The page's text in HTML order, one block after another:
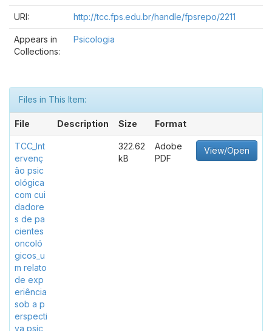
URI: http://tcc.fps.edu.br/handle/fpsrepo/2211
Appears in
Collections:
Psicologia
Files in This Item:
File Description Size Format
TCC_Int
ervenç
ão psic
ológica
com cui
dadore
s de pa
cientes
oncoló
gicos_u
m relato
de exp
eriência
sob a p
erspecti
va psic
322.62
kB
Adobe
PDF
View/Open